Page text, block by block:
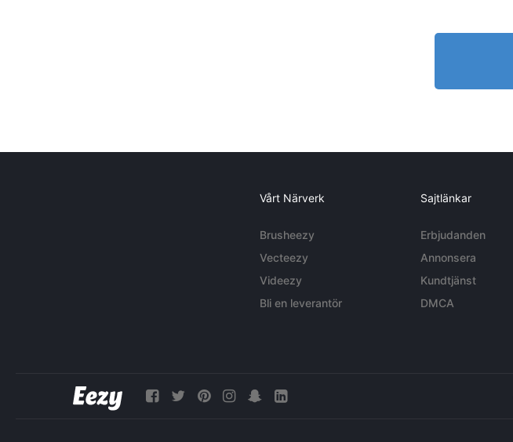
Vårt Närverk
Brusheezy
Vecteezy
Videezy
Bli en leverantör
Sajtlänkar
Erbjudanden
Annonsera
Kundtjänst
DMCA